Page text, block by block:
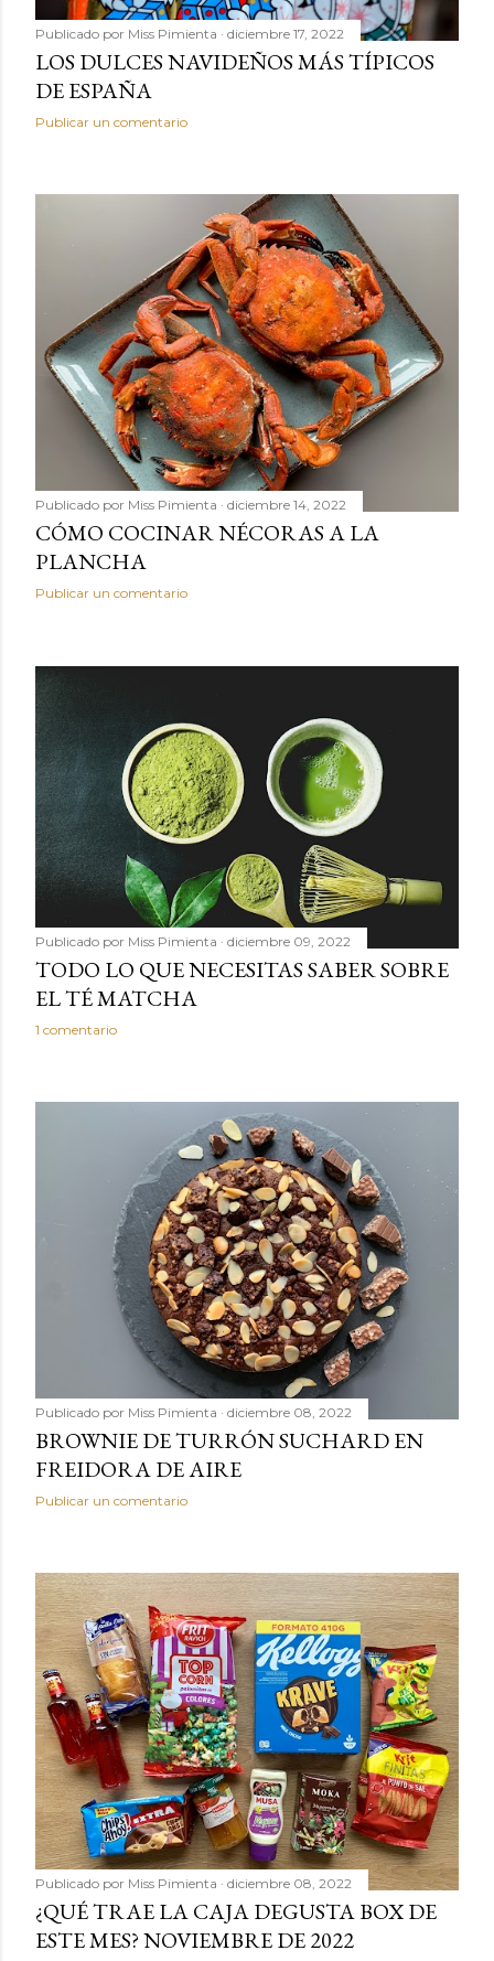
Publicado por Miss Pimienta diciembre 17, 2022
LOS DULCES NAVIDEÑOS MÁS TÍPICOS
DE ESPAÑA
Publicar un comentario
Publicado por Miss Pimienta diciembre 14, 2022
CÓMO COCINAR NÉCORAS A LA
PLANCHA
Publicar un comentario
Publicado por Miss Pimienta diciembre 09, 2022
TODO LO QUE NECESITAS SABER SOBRE
EL TÉ MATCHA
1 comentario
Publicado por Miss Pimienta diciembre 08, 2022
BROWNIE DE TURRÓN SUCHARD EN
FREIDORA DE AIRE
Publicar un comentario
Publicado por Miss Pimienta diciembre 08, 2022
¿QUÉ TRAE LA CAJA DEGUSTA BOX DE
ESTE MES? NOVIEMBRE DE 2022